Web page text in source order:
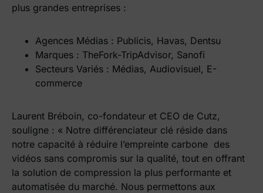
plus grandes entreprises :
Agences Médias : Publicis, Havas, Dentsu
Marques : TheFork-TripAdvisor, Sanofi
Secteurs Variés : Médias, Audiovisuel, E-
commerce
Laurent Bréboin, co-fondateur et CEO de Cutz,
souligne : « Notre différenciateur clé réside dans
notre capacité à réduire l’empreinte carbone des
vidéos sans compromis sur la qualité, tout en offrant
la solution de compression la plus performante et
automatisée du marché. Nous permettons aux